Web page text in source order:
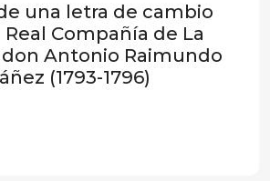
una letra de cambio
Compañía de La
don Antonio Raimundo
(1793-1796)